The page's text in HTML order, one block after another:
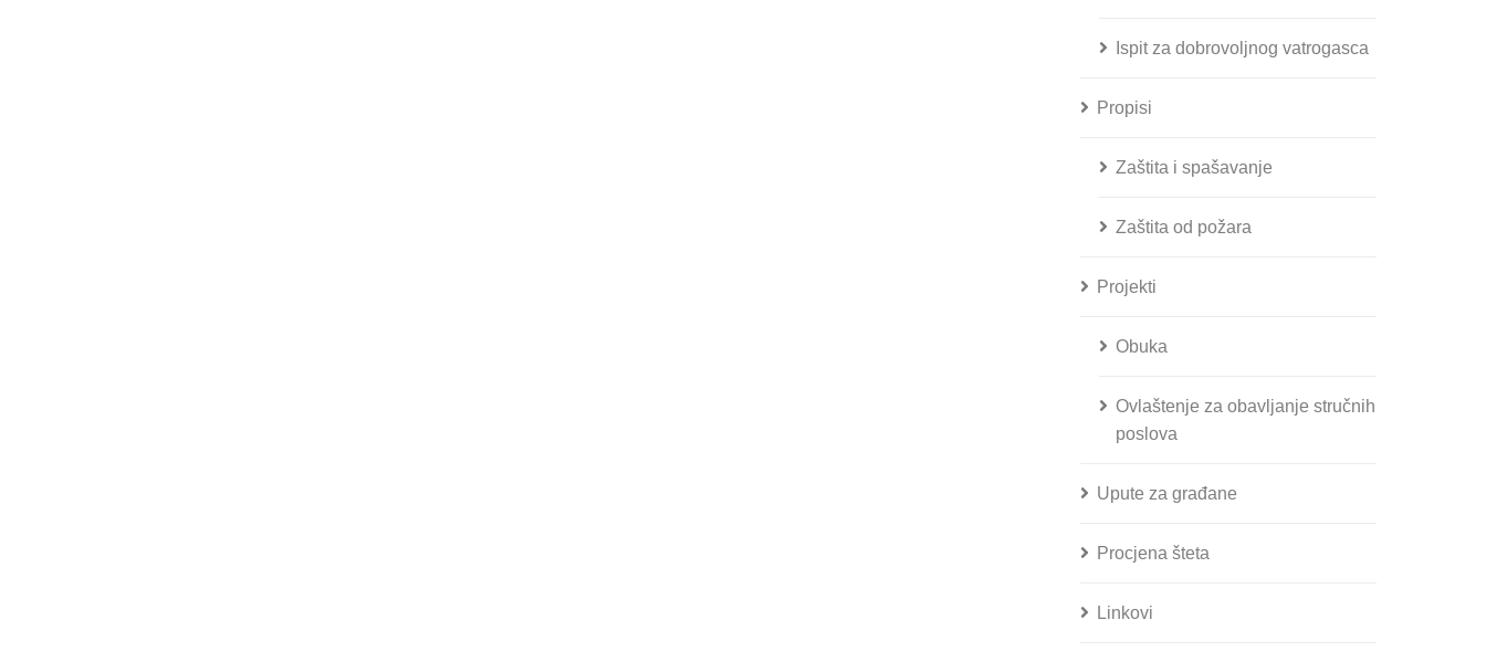
Ispit za dobrovoljnog vatrogasca
Propisi
Zaštita i spašavanje
Zaštita od požara
Projekti
Obuka
Ovlaštenje za obavljanje stručnih
poslova
Upute za građane
Procjena šteta
Linkovi